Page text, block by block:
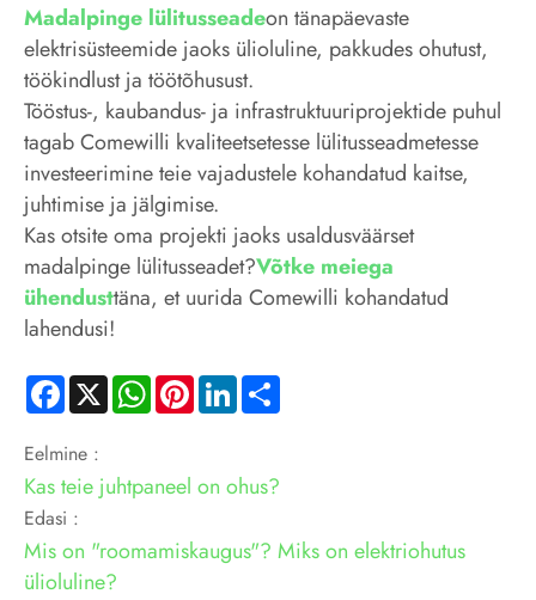
Madalpinge lülitusseadeon tänapäevaste
elektrisüsteemide jaoks ülioluline, pakkudes ohutust,
töökindlust ja töötõhusust.
Tööstus-, kaubandus- ja infrastruktuuriprojektide puhul
tagab Comewilli kvaliteetsetesse lülitusseadmetesse
investeerimine teie vajadustele kohandatud kaitse,
juhtimise ja jälgimise.
Kas otsite oma projekti jaoks usaldusväärset
madalpinge lülitusseadet?Võtke meiega
ühendusttäna, et uurida Comewilli kohandatud
lahendusi!
Facebook
X WhatsApp
PinterestLinkedIn
Eelmine :
Kas teie juhtpaneel on ohus?
Edasi :
Mis on "roomamiskaugus"? Miks on elektriohutus
ülioluline?